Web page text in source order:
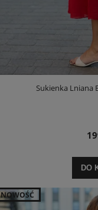
Sukienka Lniana
DO
NOWOŚĆ